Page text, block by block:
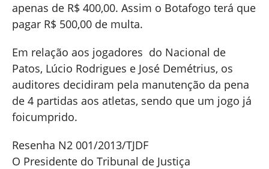
apenas de R$ 400,00. Assim o Botafogo terá que
pagar R$ 500,00 de multa.
Em relação aos jogadores do Nacional de
Patos, Lúcio Rodrigues e José Demétrius, os
auditores decidiram pela manutenção da pena
de 4 partidas aos atletas, sendo que um jogo já
foicumprido.
Resenha N2 001/2013/TJDF
O Presidente do Tribunal de Justiça